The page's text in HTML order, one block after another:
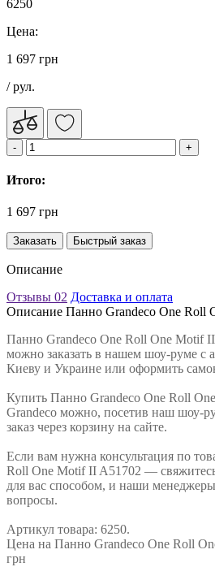
6250
Цена:
1 697 грн
/ рул.
Итого:
1 697 грн
Заказать Быстрый заказ
Описание
Отзывы 02 Доставка и оплата
Описание Панно Grandeco One Roll
Панно Grandeco One Roll One Motif
можно заказать в нашем шоу-руме с
Киеву и Украине или оформить
Купить Панно Grandeco One Roll
Grandeco можно, посетив наш шоу-
заказ через корзину на сайте.
Если вам нужна консультация по
Roll One Motif II A51702 —
для вас способом, и наши
вопросы.
Артикул товара: 6250.
Цена на Панно Grandeco One Roll
грн